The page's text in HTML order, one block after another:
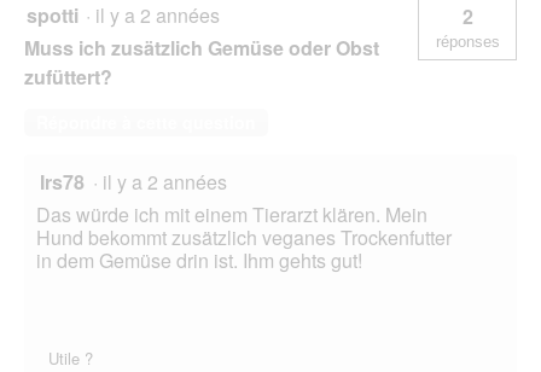
spotti · il y a 2 années
Muss ich zusätzlich Gemüse oder Obst
zufüttert?
2
réponses
Irs78 · il y a 2 années
Das würde ich mit einem Tierarzt klären. Mein
Hund bekommt zusätzlich veganes Trockenfutter
in dem Gemüse drin ist. Ihm gehts gut!
Utile ?